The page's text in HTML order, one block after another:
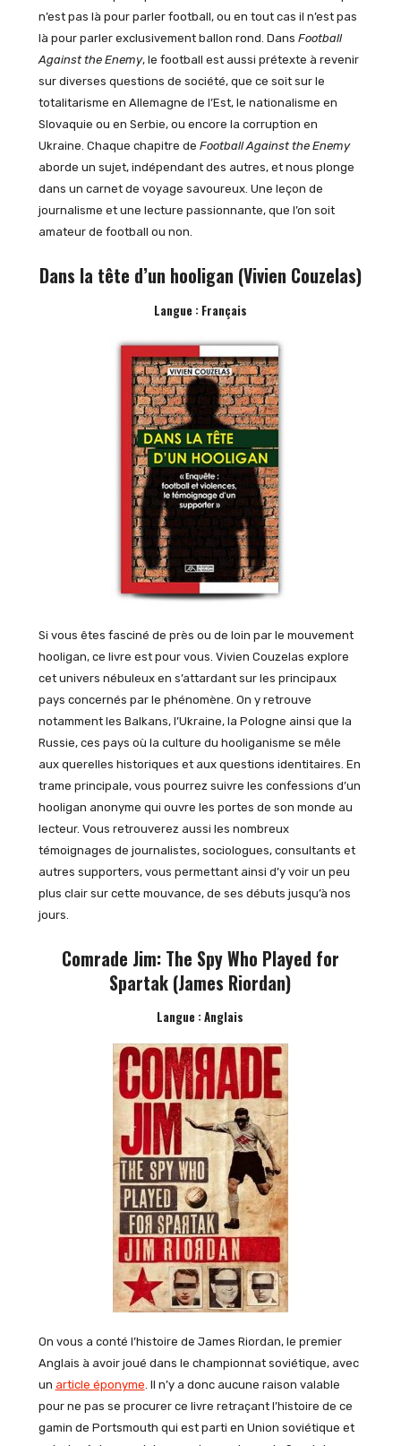
n’est pas là pour parler football, ou en tout cas il n’est pas
là pour parler exclusivement ballon rond. Dans Football
Against the Enemy, le football est aussi prétexte à revenir
sur diverses questions de société, que ce soit sur le
totalitarisme en Allemagne de l’Est, le nationalisme en
Slovaquie ou en Serbie, ou encore la corruption en
Ukraine. Chaque chapitre de Football Against the Enemy
aborde un sujet, indépendant des autres, et nous plonge
dans un carnet de voyage savoureux. Une leçon de
journalisme et une lecture passionnante, que l’on soit
amateur de football ou non.
Dans la tête d’un hooligan (Vivien Couzelas)
Langue : Français
Si vous êtes fasciné de près ou de loin par le mouvement
hooligan, ce livre est pour vous. Vivien Couzelas explore
cet univers nébuleux en s’attardant sur les principaux
pays concernés par le phénomène. On y retrouve
notamment les Balkans, l’Ukraine, la Pologne ainsi que la
Russie, ces pays où la culture du hooliganisme se mêle
aux querelles historiques et aux questions identitaires. En
trame principale, vous pourrez suivre les confessions d’un
hooligan anonyme qui ouvre les portes de son monde au
lecteur. Vous retrouverez aussi les nombreux
témoignages de journalistes, sociologues, consultants et
autres supporters, vous permettant ainsi d’y voir un peu
plus clair sur cette mouvance, de ses débuts jusqu’à nos
jours.
Comrade Jim: The Spy Who Played for
Spartak (James Riordan)
Langue : Anglais
On vous a conté l’histoire de James Riordan, le premier
Anglais à avoir joué dans le championnat soviétique, avec
un article éponyme. Il n’y a donc aucune raison valable
pour ne pas se procurer ce livre retraçant l’histoire de ce
gamin de Portsmouth qui est parti en Union soviétique et